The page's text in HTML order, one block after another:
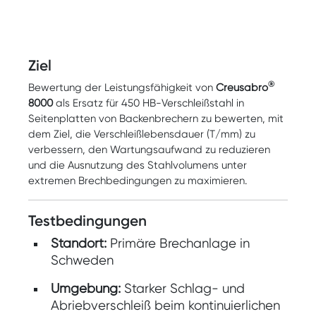
Ziel
Bewertung der Leistungsfähigkeit von Creusabro®
8000als Ersatz für 450 HB-Verschleißstahl in
Seitenplatten von Backenbrechern zu bewerten, mit
dem Ziel, die Verschleißlebensdauer (T/mm) zu
verbessern, den Wartungsaufwand zu reduzieren
und die Ausnutzung des Stahlvolumens unter
extremen Brechbedingungen zu maximieren.
Testbedingungen
Standort:Primäre Brechanlage in
Schweden
Umgebung:Starker Schlag- und
Abriebverschleiß beim kontinuierlichen